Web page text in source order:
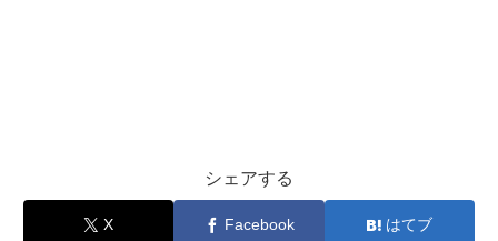
シェアする
X Facebook はてブ